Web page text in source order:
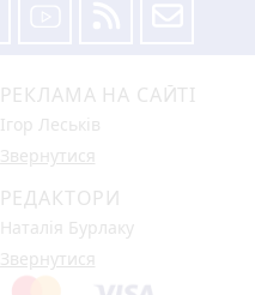
РЕКЛАМА НА САЙТІ
Ігор Леськів
Звернутися
РЕДАКТОРИ
Наталія Бурлаку
Звернутися